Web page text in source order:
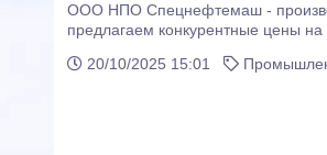
ООО НПО Спецнефтемаш -
предлагаем конкурентные цены
доставим в любой регион России и
20/10/2025 15:01